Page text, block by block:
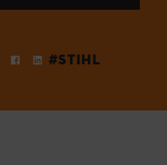
#STIHL